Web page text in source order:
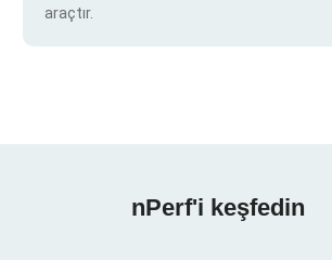
araçtır.
nPerf'i keşfedin